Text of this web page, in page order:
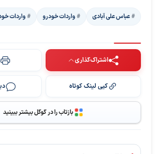
عباس علی آبادی واردات خودرو واردات
اشتراک‌گذاری
کپی لینک کوتاه
بازتاب را در گوگل بیشتر ببینید